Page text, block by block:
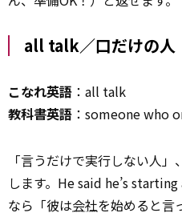
all talk／口だけの人
こなれ英語 ：all talk
教科書英語 ：someone who
「言うだけで実行しない人
します。He said he’s
なら「彼は会社を始めると言